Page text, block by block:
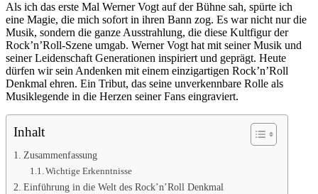
Als ich das erste Mal Werner Vogt auf der Bühne sah, spürte ich
eine Magie, die mich sofort in ihren Bann zog. Es war nicht nur die
Musik, sondern die ganze Ausstrahlung, die diese Kultfigur der
Rock’n’Roll-Szene umgab. Werner Vogt hat mit seiner Musik und
seiner Leidenschaft Generationen inspiriert und geprägt. Heute
dürfen wir sein Andenken mit einem einzigartigen Rock’n’Roll
Denkmal ehren. Ein Tribut, das seine unverkennbare Rolle als
Musiklegende in die Herzen seiner Fans eingraviert.
Inhalt
Zusammenfassung
Wichtige Erkenntnisse
Einführung in die Welt des Rock’n’Roll Denkmal